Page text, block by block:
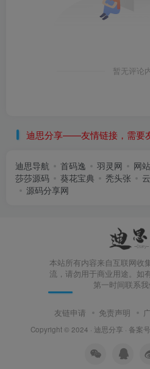
暂无评论
迪思分享——友情链接，需要
迪思导航 首码逸 羽灵网 网
莎莎源码
葵花宝典 秃头张
源码分享网
本站所有内容来自互联网收
流，请勿用于商业用途。如
第一时间联系我
友链申请 免责声明
Copyright © 2024 · 迪思分享 · 备案